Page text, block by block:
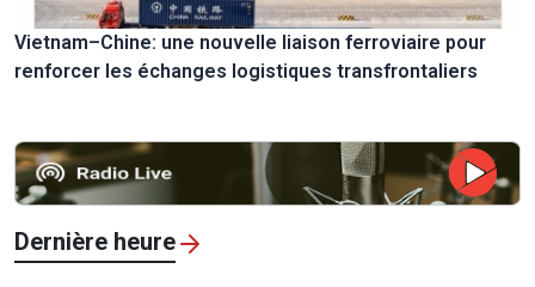
Vietnam–Chine: une nouvelle liaison ferroviaire pour
renforcer les échanges logistiques transfrontaliers
Dernière heure